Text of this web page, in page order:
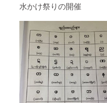
水かけ祭りの開催